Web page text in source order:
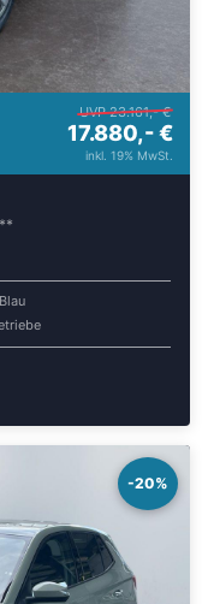
UVP 23.161,- €
17.880,- €
inkl. 19% MwSt.
-20%